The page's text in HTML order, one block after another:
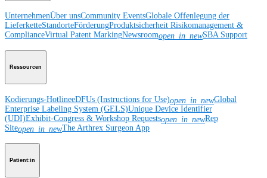
UnternehmenÜber unsCommunity EventsGlobale Offenlegung der
LieferketteStandorteFörderungProduktsicherheit Risikomanagement &
ComplianceVirtual Patent MarkingNewsroomopen_in_newSBA Support
Ressourcen
Kodierungs-HotlineeDFUs (Instructions for Use)open_in_newGlobal
Enterprise Labeling System (GELS)Unique Device Identifier
(UDI)Exhibit-Congress & Workshop Requestsopen_in_newRep
Siteopen_in_newThe Arthrex Surgeon App
Patient:in